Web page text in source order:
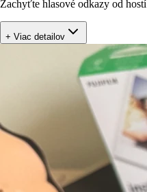
Zachyťte hlasové odkazy od hostí
+ Viac detailov